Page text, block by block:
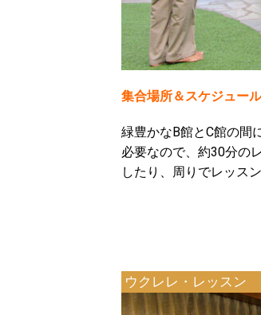
集合場所＆スケジュール
緑豊かなB館とC館の間
必要なので、約30分の
したり、周りでレッス
ウクレレ・レッスン